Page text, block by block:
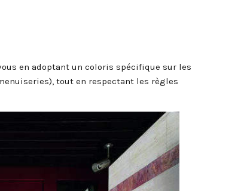
en adoptant un coloris spécifique sur les
tout en respectant les règles